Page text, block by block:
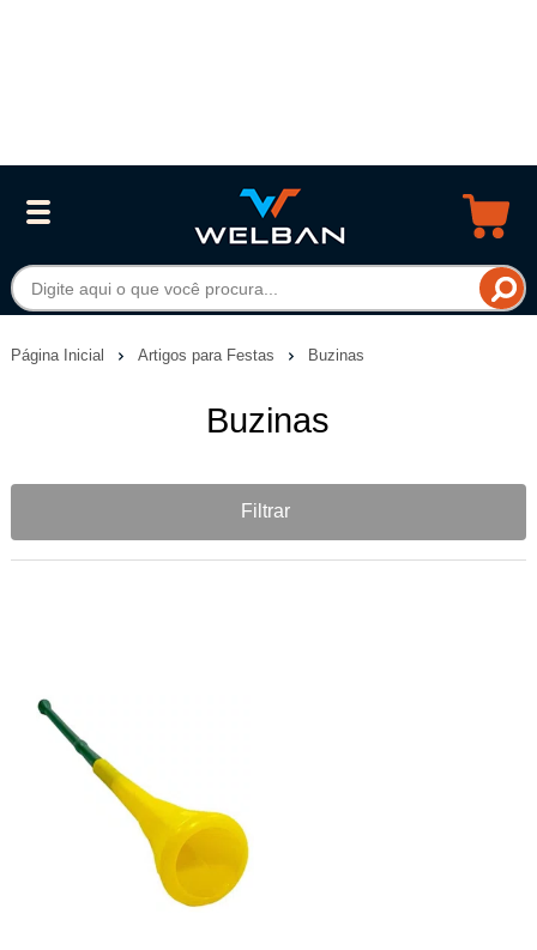
Página Inicial Artigos para Festas Buzinas
Buzinas
Filtrar